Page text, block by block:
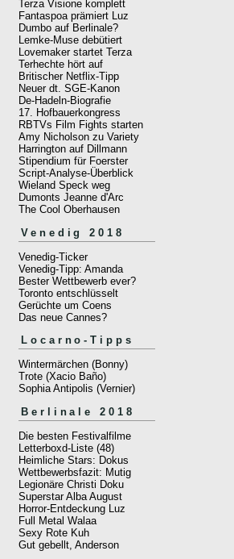
Terza Visione komplett
Fantaspoa prämiert Luz
Dumbo auf Berlinale?
Lemke-Muse debütiert
Lovemaker startet Terza
Terhechte hört auf
Britischer Netflix-Tipp
Neuer dt. SGE-Kanon
De-Hadeln-Biografie
17. Hofbauerkongress
RBTVs Film Fights starten
Amy Nicholson zu Variety
Harrington auf Dillmann
Stipendium für Foerster
Script-Analyse-Überblick
Wieland Speck weg
Dumonts Jeanne d'Arc
The Cool Oberhausen
Venedig 2018
Venedig-Ticker
Venedig-Tipp: Amanda
Bester Wettbewerb ever?
Toronto entschlüsselt
Gerüchte um Coens
Das neue Cannes?
Locarno-Tipps
Wintermärchen (Bonny)
Trote (Xacio Baño)
Sophia Antipolis (Vernier)
Berlinale 2018
Die besten Festivalfilme
Letterboxd-Liste (48)
Heimliche Stars: Dokus
Wettbewerbsfazit: Mutig
Legionäre Christi Doku
Superstar Alba August
Horror-Entdeckung Luz
Full Metal Walaa
Sexy Rote Kuh
Gut gebellt, Anderson